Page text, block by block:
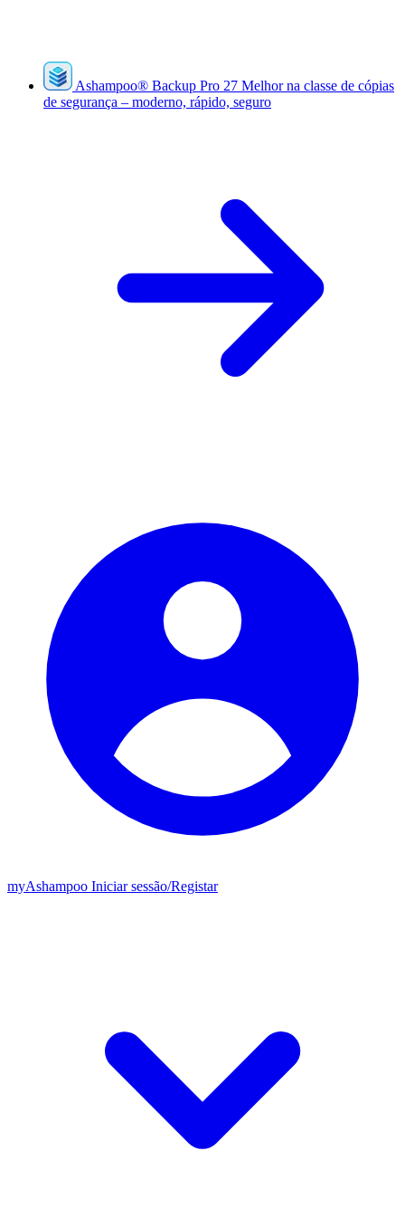
Ashampoo® Backup Pro 27 Melhor na classe de cópias
de segurança – moderno, rápido, seguro
myAshampoo Iniciar sessão/Registar